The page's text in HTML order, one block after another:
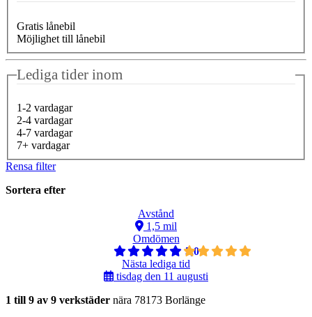
Gratis lånebil
Möjlighet till lånebil
Lediga tider inom
1-2 vardagar
2-4 vardagar
4-7 vardagar
7+ vardagar
Rensa filter
Sortera efter
Avstånd
1,5 mil
Omdömen
5,0
Nästa lediga tid
tisdag den 11 augusti
1 till 9 av 9 verkstäder nära 78173 Borlänge